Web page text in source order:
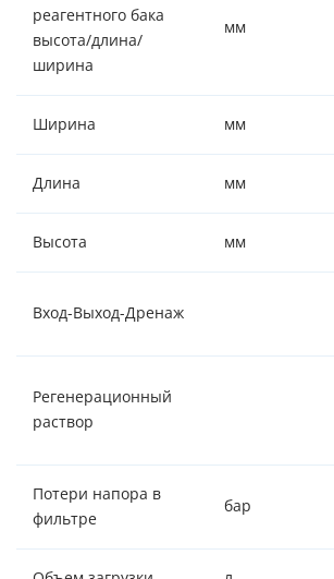
реагентного бака
высота/длина/
ширина
мм
Ширина мм
Длина мм
Высота мм
Вход-Выход-Дренаж
Регенерационный
раствор
Потери напора в
фильтре
бар